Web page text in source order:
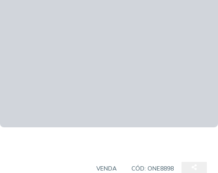
VENDA CÓD: ONE8898